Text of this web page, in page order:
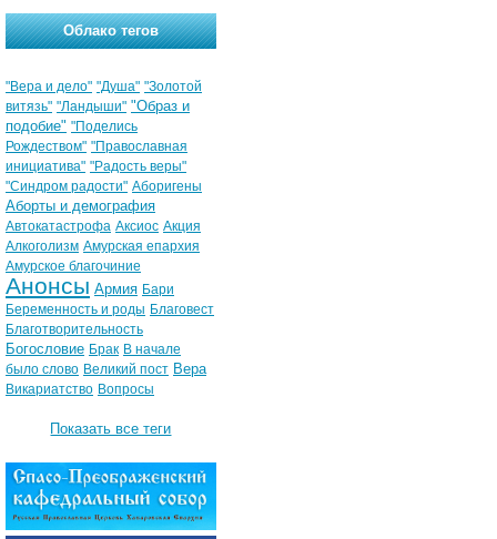
Облако тегов
"Вера и дело" "Душа" "Золотой
витязь" "Ландыши" "Образ и
подобие" "Поделись
Рождеством" "Православная
инициатива" "Радость веры"
"Синдром радости" Аборигены
Аборты и демография
Автокатастрофа Аксиос Акция
Алкоголизм Амурская епархия
Амурское благочиние
Анонсы Армия Бари
Беременность и роды Благовест
Благотворительность
Богословие Брак В начале
было слово Великий пост Вера
Викариатство Вопросы
Показать все теги